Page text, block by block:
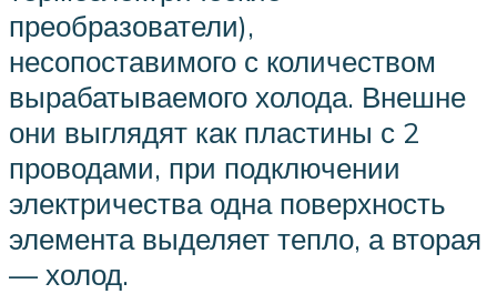
преобразователи),
несопоставимого с количеством
вырабатываемого холода. Внешне
они выглядят как пластины с 2
проводами, при подключении
электричества одна поверхность
элемента выделяет тепло, а вторая
— холод.